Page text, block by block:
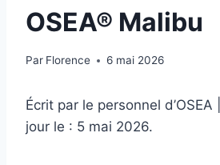
OSEA® Malibu
Par Florence 6 mai 2026
Écrit par le personnel
jour le : 5 mai 2026.